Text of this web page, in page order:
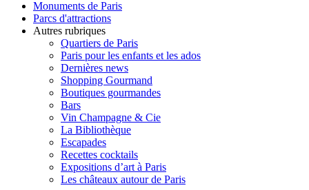
Monuments de Paris
Parcs d'attractions
Autres rubriques
Quartiers de Paris
Paris pour les enfants et les ados
Dernières news
Shopping Gourmand
Boutiques gourmandes
Bars
Vin Champagne & Cie
La Bibliothèque
Escapades
Recettes cocktails
Expositions d’art à Paris
Les châteaux autour de Paris